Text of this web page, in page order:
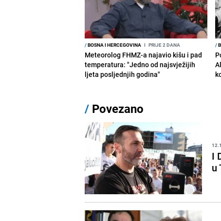
/BOSNA I HERCEGOVINA I PRIJE 2 DANA
Meteorolog FHMZ-a najavio kišu i pad
temperatura: "Jedno od najsvježijih
ljeta posljednjih godina"
/
/ Povezano
I
u